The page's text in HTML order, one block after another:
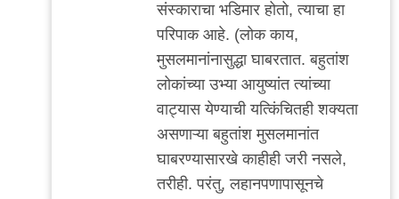
संस्काराचा भडिमार होतो, त्याचा हा
परिपाक आहे. (लोक काय,
मुसलमानांनासुद्धा घाबरतात. बहुतांश
लोकांच्या उभ्या आयुष्यांत त्यांच्या
वाट्यास येण्याची यत्किंचितही शक्यता
असणाऱ्या बहुतांश मुसलमानांत
घाबरण्यासारखे काहीही जरी नसले,
तरीही. परंतु, लहानपणापासूनचे